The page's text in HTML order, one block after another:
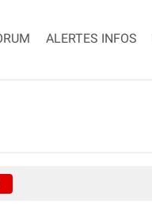
ALERTES INFOS